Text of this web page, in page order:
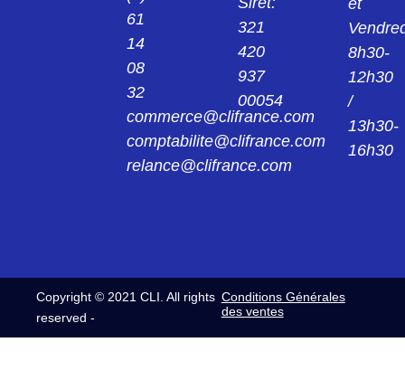
61
14
08
32
commerce@clifrance.com
comptabilite@clifrance.com
relance@clifrance.com
321
420
937
00054
8h30-
12h30
/
13h30-
16h30
Copyright © 2021 CLI. All rights
reserved -
Conditions Générales
des ventes